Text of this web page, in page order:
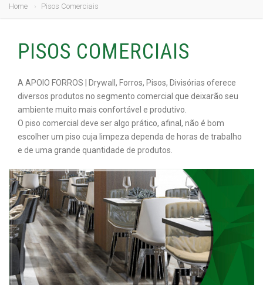
Home Pisos Comerciais
PISOS COMERCIAIS
A APOIO FORROS | Drywall, Forros, Pisos, Divisórias oferece
diversos produtos no segmento comercial que deixarão seu
ambiente muito mais confortável e produtivo.
O piso comercial deve ser algo prático, afinal, não é bom
escolher um piso cuja limpeza dependa de horas de trabalho
e de uma grande quantidade de produtos.